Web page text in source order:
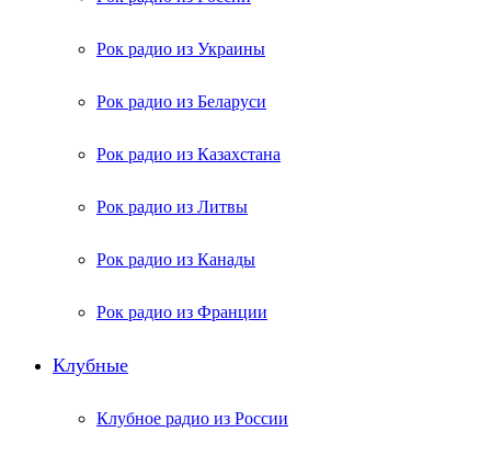
Рок радио из Украины
Рок радио из Беларуси
Рок радио из Казахстана
Рок радио из Литвы
Рок радио из Канады
Рок радио из Франции
Клубные
Клубное радио из России